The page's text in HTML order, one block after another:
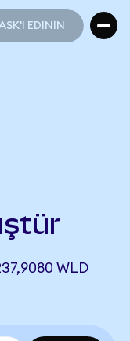
EDİNİN
WLD